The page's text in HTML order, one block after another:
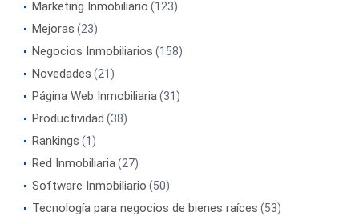
Marketing Inmobiliario (123)
Mejoras (23)
Negocios Inmobiliarios (158)
Novedades (21)
Página Web Inmobiliaria(31)
Productividad (38)
Rankings (1)
Red Inmobiliaria(27)
Software Inmobiliario (50)
Tecnología para negocios de bienes raíces (53)